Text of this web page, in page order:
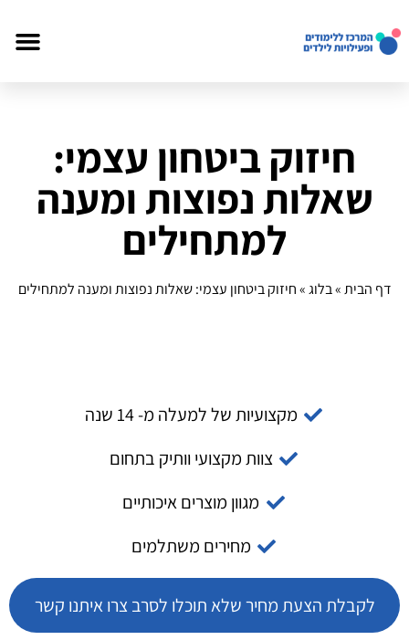
חיזוק ביטחון עצמי:
שאלות נפוצות ומענה
למתחילים
דף הבית»בלוג»חיזוק ביטחון עצמי: שאלות נפוצות ומענה למתחילים
מקצועיות של למעלה מ- 14 שנה
צוות מקצועי וותיק בתחום
מגוון מוצרים איכותיים
מחירים משתלמים
לקבלת הצעת מחיר שלא תוכלו לסרב צרו איתנו קשר